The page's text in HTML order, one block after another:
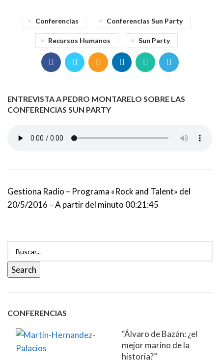
Conferencias Conferencias Sun Party
Recursos Humanos Sun Party
ENTREVISTA A PEDRO MONTARELO SOBRE LAS
CONFERENCIAS SUN PARTY
Gestiona Radio – Programa «Rock and Talent» del
20/5/2016 – A partir del minuto 00:21:45
Search
CONFERENCIAS
“Álvaro de Bazán: ¿el
mejor marino de la
historia?”